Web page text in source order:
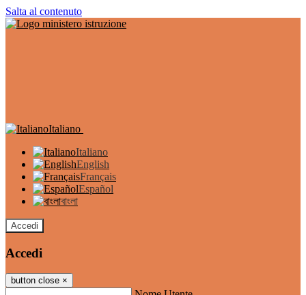
Salta al contenuto
Italiano
Italiano
English
Français
Español
বাংলা
Accedi
Accedi
button close ×